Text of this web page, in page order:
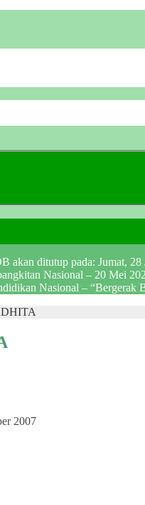
akan ditutup pada: Jumat,
Nasional – 20 Mei
Nasional – “Bergerak
2007